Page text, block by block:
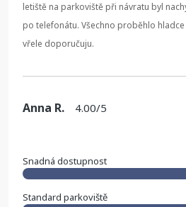
letiště na parkoviště při návratu byl
po telefonátu. Všechno proběhlo
vřele doporučuju.
Anna R. 4.00/5
Snadná dostupnost
Standard parkoviště